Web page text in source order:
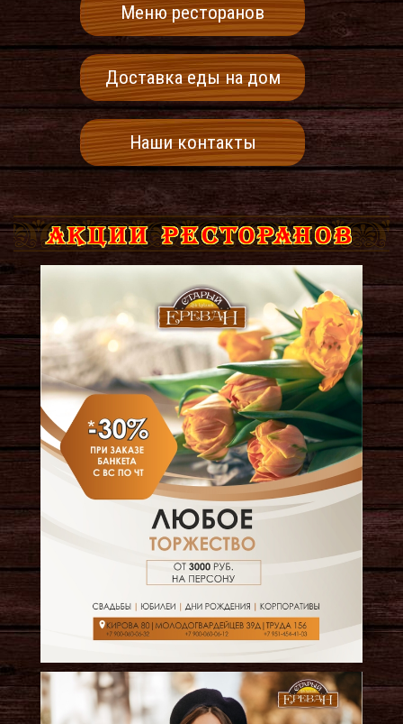
Меню ресторанов
Доставка еды на дом
Наши контакты
АКЦИИ РЕСТОРАНОВ